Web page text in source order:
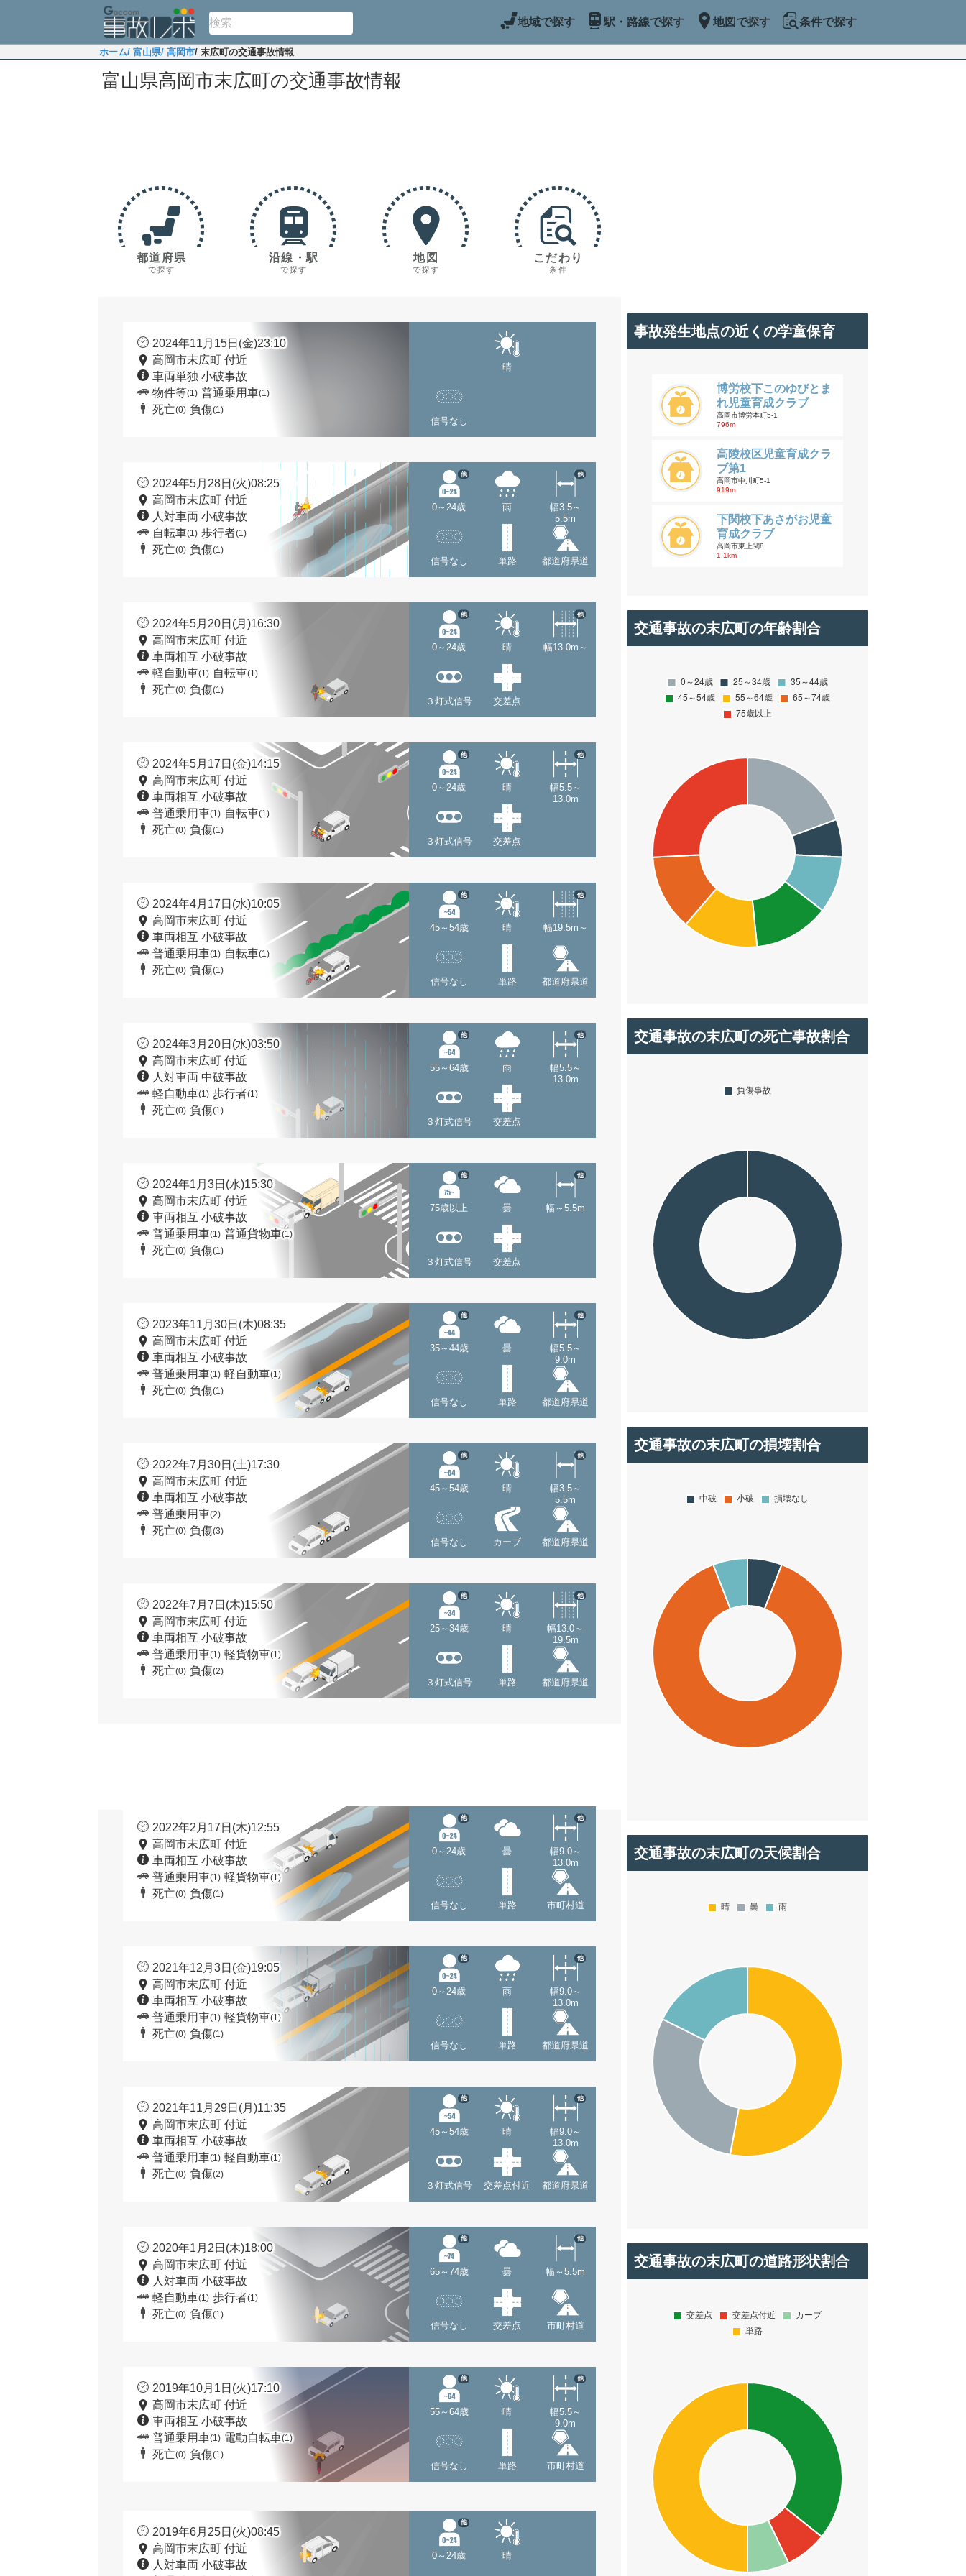
地域で探す 駅・路線で探す 地図で探す 条件で探す
ホーム/ 富山県/ 高岡市/ 末広町の交通事故情報
富山県高岡市末広町の交通事故情報
都道府県
で探す
沿線・駅
で探す
地図
で探す
こだわり
条件
2024年11月15日(金)23:10
高岡市末広町 付近
車両単独 小破事故
物件等(1) 普通乗用車(1)
死亡(0) 負傷(1)
晴
信号なし
2024年5月28日(火)08:25
高岡市末広町 付近
人対車両 小破事故
自転車(1) 歩行者(1)
死亡(0) 負傷(1)
0～24歳
他
雨
幅3.5～
5.5m
他
信号なし 単路 都道府県道
2024年5月20日(月)16:30
高岡市末広町 付近
車両相互 小破事故
軽自動車(1) 自転車(1)
死亡(0) 負傷(1)
0～24歳
他
晴 幅13.0m～
他
３灯式信号 交差点
2024年5月17日(金)14:15
高岡市末広町 付近
車両相互 小破事故
普通乗用車(1) 自転車(1)
死亡(0) 負傷(1)
0～24歳
他
晴
幅5.5～
13.0m
他
３灯式信号 交差点
2024年4月17日(水)10:05
高岡市末広町 付近
車両相互 小破事故
普通乗用車(1) 自転車(1)
死亡(0) 負傷(1)
45～54歳
他
晴 幅19.5m～
他
信号なし 単路 都道府県道
2024年3月20日(水)03:50
高岡市末広町 付近
人対車両 中破事故
軽自動車(1) 歩行者(1)
死亡(0) 負傷(1)
55～64歳
他
雨
幅5.5～
13.0m
他
３灯式信号 交差点
2024年1月3日(水)15:30
高岡市末広町 付近
車両相互 小破事故
普通乗用車(1) 普通貨物車(1)
死亡(0) 負傷(1)
75歳以上
他
曇 幅～5.5m
他
３灯式信号 交差点
2023年11月30日(木)08:35
高岡市末広町 付近
車両相互 小破事故
普通乗用車(1) 軽自動車(1)
死亡(0) 負傷(1)
35～44歳
他
曇
幅5.5～
9.0m
他
信号なし 単路 都道府県道
2022年7月30日(土)17:30
高岡市末広町 付近
車両相互 小破事故
普通乗用車(2)
死亡(0) 負傷(3)
45～54歳
他
晴
幅3.5～
5.5m
他
信号なし カーブ 都道府県道
2022年7月7日(木)15:50
高岡市末広町 付近
車両相互 小破事故
普通乗用車(1) 軽貨物車(1)
死亡(0) 負傷(2)
25～34歳
他
晴
幅13.0～
19.5m
他
３灯式信号 単路 都道府県道
2022年2月17日(木)12:55
高岡市末広町 付近
車両相互 小破事故
普通乗用車(1) 軽貨物車(1)
死亡(0) 負傷(1)
0～24歳
他
曇
幅9.0～
13.0m
他
信号なし 単路 市町村道
2021年12月3日(金)19:05
高岡市末広町 付近
車両相互 小破事故
普通乗用車(1) 軽貨物車(1)
死亡(0) 負傷(1)
0～24歳
他
雨
幅9.0～
13.0m
他
信号なし 単路 都道府県道
2021年11月29日(月)11:35
高岡市末広町 付近
車両相互 小破事故
普通乗用車(1) 軽自動車(1)
死亡(0) 負傷(2)
45～54歳
他
晴
幅9.0～
13.0m
他
３灯式信号 交差点付近 都道府県道
2020年1月2日(木)18:00
高岡市末広町 付近
人対車両 小破事故
軽自動車(1) 歩行者(1)
死亡(0) 負傷(1)
65～74歳
他
曇 幅～5.5m
他
信号なし 交差点 市町村道
2019年10月1日(火)17:10
高岡市末広町 付近
車両相互 小破事故
普通乗用車(1) 電動自転車(1)
死亡(0) 負傷(1)
55～64歳
他
晴
幅5.5～
9.0m
他
信号なし 単路 市町村道
2019年6月25日(火)08:45
高岡市末広町 付近
人対車両 小破事故
0～24歳
他
晴
事故発生地点の近くの学童保育
博労校下このゆびとま
れ児童育成クラブ
高岡市博労本町5-1
796m
高陵校区児童育成クラ
ブ第1
高岡市中川町5-1
919m
下関校下あさがお児童
育成クラブ
高岡市東上関8
1.1km
交通事故の末広町の年齢割合
交通事故の末広町の死亡事故割合
交通事故の末広町の損壊割合
交通事故の末広町の天候割合
交通事故の末広町の道路形状割合